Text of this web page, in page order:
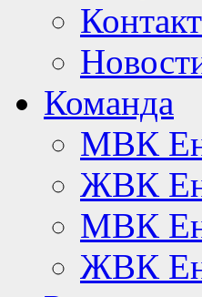
Команда
МВК
ЖВК
МВК
ЖВК